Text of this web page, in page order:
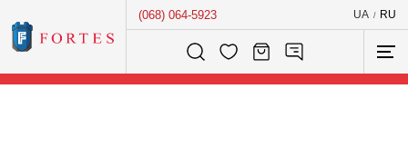
(068) 064-5923 UA / RU
Розумний пошук...